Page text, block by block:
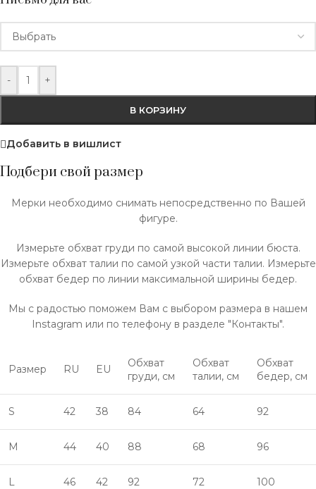
- +
В КОРЗИНУ
Добавить в вишлист
Подбери свой размер
Мерки необходимо снимать непосредственно по Вашей
фигуре.
Измерьте обхват груди по самой высокой линии бюста.
Измерьте обхват талии по самой узкой части талии. Измерьте
обхват бедер по линии максимальной ширины бедер.
Мы с радостью поможем Вам с выбором размера в нашем
Instagram или по телефону в разделе "Контакты".
Размер RU EU
Обхват
груди, см
Обхват
талии, см
Обхват
бедер, см
S 42 38 84 64 92
M 44 40 88 68 96
L 46 42 92 72 100